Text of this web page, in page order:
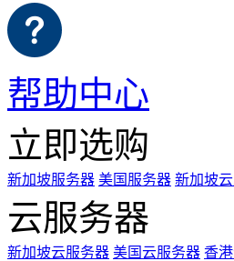
帮助中心
立即选购
新加坡服务器 美国服务器 新加坡
云服务器
新加坡云服务器 美国云服务器 香